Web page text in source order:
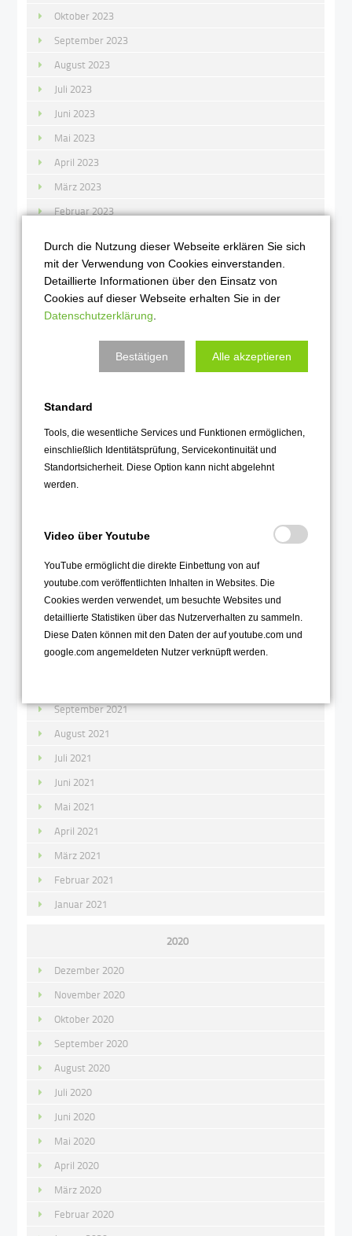
Oktober 2023
September 2023
August 2023
Juli 2023
Juni 2023
Mai 2023
April 2023
März 2023
Februar 2023
2022
Dezember 2022
September 2022
Juni 2022
Mai 2022
Januar 2022
2021
Dezember 2021
November 2021
September 2021
August 2021
Juli 2021
Juni 2021
Mai 2021
April 2021
März 2021
Februar 2021
Januar 2021
2020
Dezember 2020
November 2020
Oktober 2020
September 2020
August 2020
Juli 2020
Juni 2020
Mai 2020
April 2020
März 2020
Februar 2020
Durch die Nutzung dieser Webseite erklären Sie sich
mit der Verwendung von Cookies einverstanden.
Detaillierte Informationen über den Einsatz von
Cookies auf dieser Webseite erhalten Sie in der
Datenschutzerklärung
Bestätigen Alle akzeptieren
Standard
Tools, die wesentliche Services und Funktionen ermöglichen,
einschließlich Identitätsprüfung, Servicekontinuität und
Standortsicherheit. Diese Option kann nicht abgelehnt
werden.
Video über Youtube
YouTube ermöglicht die direkte Einbettung von auf
youtube.com veröffentlichten Inhalten in Websites. Die
Cookies werden verwendet, um besuchte Websites und
detaillierte Statistiken über das Nutzerverhalten zu sammeln.
Diese Daten können mit den Daten der auf youtube.com und
google.com angemeldeten Nutzer verknüpft werden.